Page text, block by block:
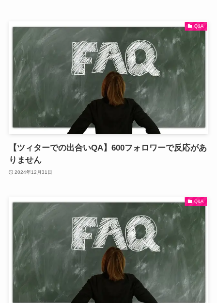
Q&A
【ツィターでの出合いQA】600フォロワーで反応があ
りません
2024年12月31日
Q&A